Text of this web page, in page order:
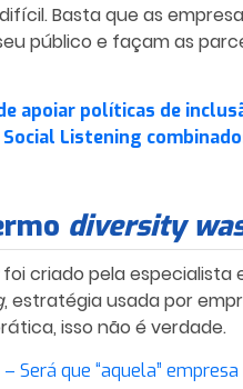
Basta que as
público e façam as
apoiar políticas de
Listening
diversity
criado pela especialista
, estratégia usada por
isso não é verdade.
Será que “aquela”